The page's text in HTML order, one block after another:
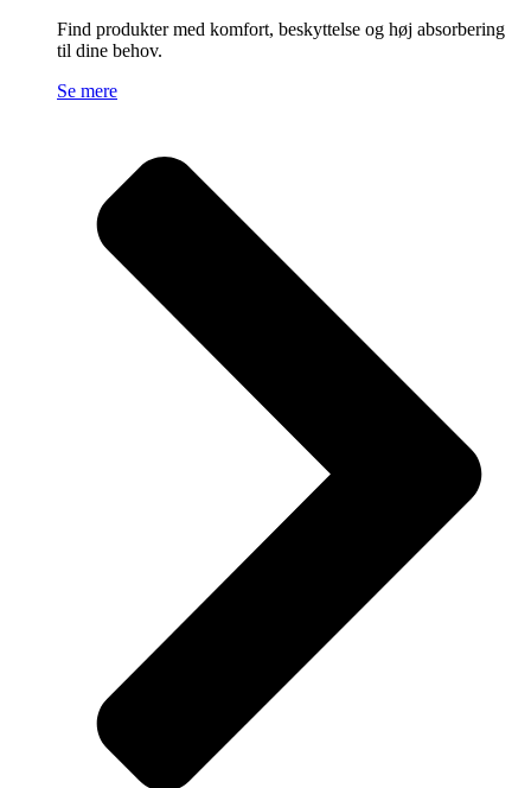
Find produkter med komfort, beskyttelse og høj absorbering
til dine behov.
Se mere